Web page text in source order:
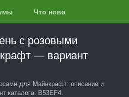
Что нового?
с розовыми
— вариант
для Майнкрафт: описание и
каталога: B53EF4.